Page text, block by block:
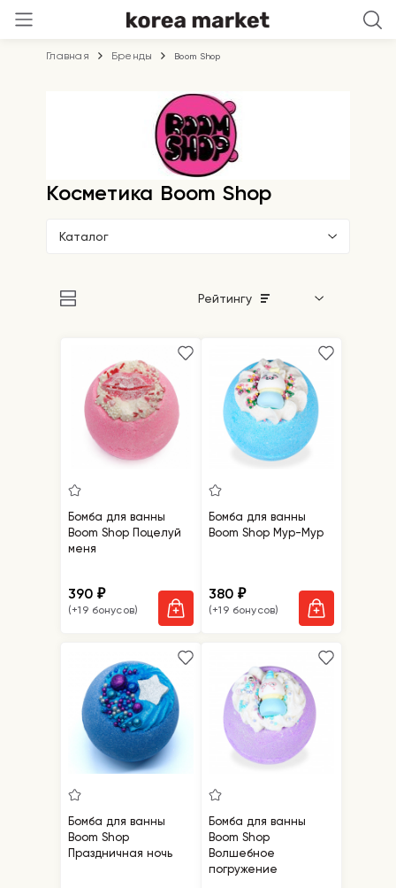
Главная Бренды Boom Shop
Косметика Boom Shop
Каталог
Рейтингу
Бомба для ванны
Boom Shop Поцелуй
меня
390₽
(+19 бонусов)
Бомба для ванны
Boom Shop Мур-Мур
380₽
(+19 бонусов)
Бомба для ванны
Boom Shop
Праздничная ночь
Бомба для ванны
Boom Shop
Волшебное
погружение